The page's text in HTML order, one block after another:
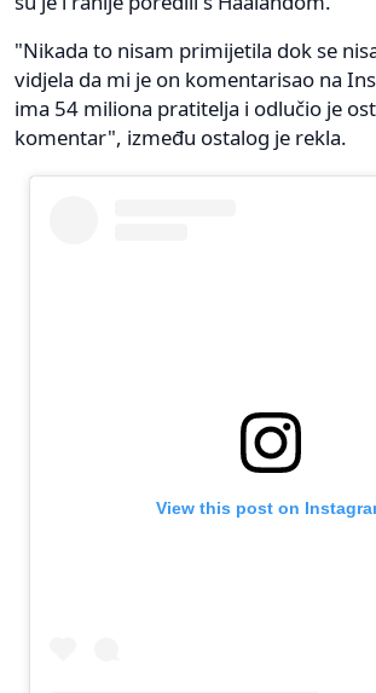
"Nikada to nisam primijetila dok se
vidjela da mi je on komentarisao na
ima 54 miliona pratitelja i odlučio je
komentar", između ostalog je rekla.
View this post on